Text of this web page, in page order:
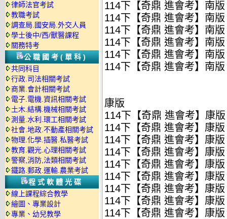
律師法官考試
教職考試
調查局.國安局.外交人員
學士後中/西/獸醫課程
關務特考
公職國考(單科)
共同科目
行政.司法相關考試
商業.會計相關考試
電子.電機.資訊相關考試
土木.結構.機械相關考試
測量.水利.環工相關考試
社會.地政.不動產相關考試
物理.化學.插醫.私醫考試
教育.觀光.心理相關考試
警察,消防,法類相關考試
鐵路.郵政.運輸.農業考試
程式軟體光碟
線上課程綜合教學
繪圖、專業設計
專業、幼兒教學
114下【奇鼎 進會考】南
114下【奇鼎 進會考】南
114下【奇鼎 進會考】南
114下【奇鼎 進會考】南
114下【奇鼎 進會考】南
114下【奇鼎 進會考】南
康版
114下【奇鼎 進會考】康
114下【奇鼎 進會考】康
114下【奇鼎 進會考】康
114下【奇鼎 進會考】康
114下【奇鼎 進會考】康
114下【奇鼎 進會考】康
114下【奇鼎 進會考】康
114下【奇鼎 進會考】康
114下【奇鼎 進會考】康